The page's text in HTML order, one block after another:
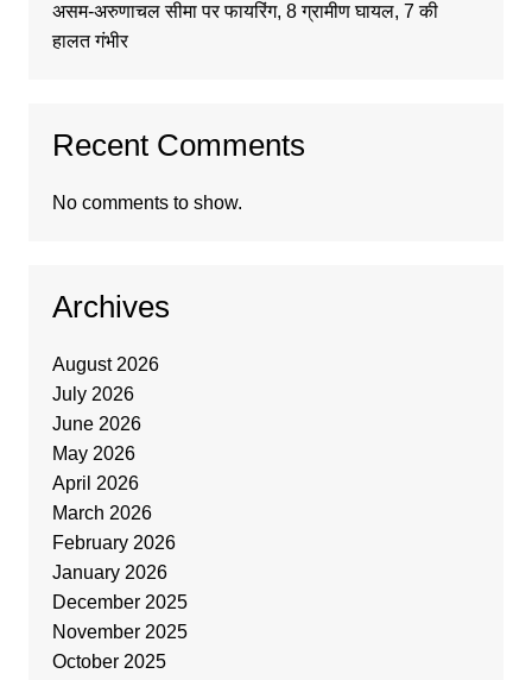
असम-अरुणाचल सीमा पर फायरिंग, 8 ग्रामीण घायल, 7 की
हालत गंभीर
Recent Comments
No comments to show.
Archives
August 2026
July 2026
June 2026
May 2026
April 2026
March 2026
February 2026
January 2026
December 2025
November 2025
October 2025